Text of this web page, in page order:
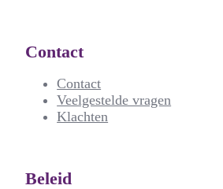
Contact
Contact
Veelgestelde vragen
Klachten
Beleid